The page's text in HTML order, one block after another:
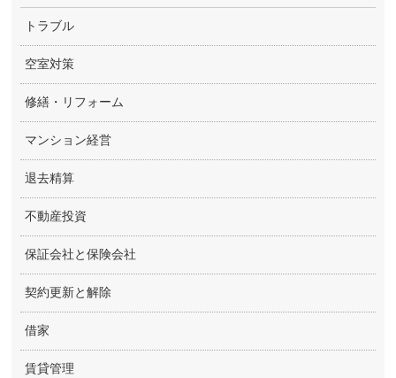
トラブル
空室対策
修繕・リフォーム
マンション経営
退去精算
不動産投資
保証会社と保険会社
契約更新と解除
借家
賃貸管理